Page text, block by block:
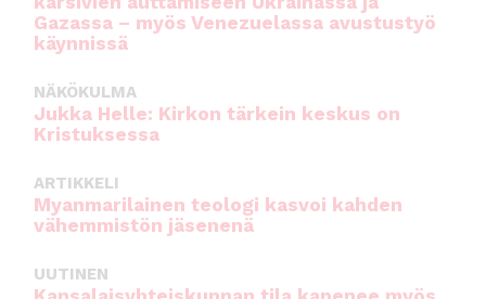
Gazassa – myös Venezuelassa avustustyö
käynnissä
NÄKÖKULMA
Jukka Helle: Kirkon tärkein keskus on
Kristuksessa
ARTIKKELI
Myanmarilainen teologi kasvoi kahden
vähemmistön jäsenenä
UUTINEN